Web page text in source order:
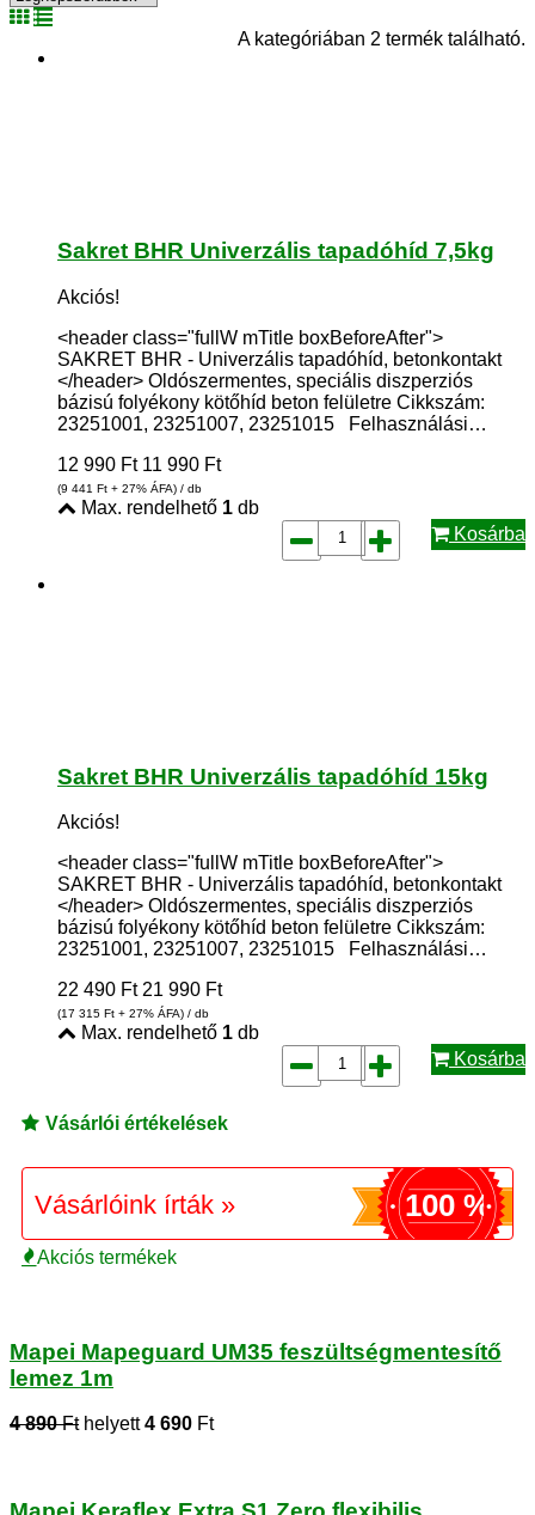
A kategóriában 2 termék található.
Sakret BHR Univerzális tapadóhíd 7,5kg
Akciós!
<header class="fullW mTitle boxBeforeAfter">
SAKRET BHR - Univerzális tapadóhíd, betonkontakt
</header> Oldószermentes, speciális diszperziós
bázisú folyékony kötőhíd beton felületre Cikkszám:
23251001, 23251007, 23251015 Felhasználási…
12 990 Ft 11 990 Ft
(9 441 Ft + 27% ÁFA) / db
Max. rendelhető 1 db
Kosárba
Sakret BHR Univerzális tapadóhíd 15kg
Akciós!
<header class="fullW mTitle boxBeforeAfter">
SAKRET BHR - Univerzális tapadóhíd, betonkontakt
</header> Oldószermentes, speciális diszperziós
bázisú folyékony kötőhíd beton felületre Cikkszám:
23251001, 23251007, 23251015 Felhasználási…
22 490 Ft 21 990 Ft
(17 315 Ft + 27% ÁFA) / db
Max. rendelhető 1 db
Kosárba
Vásárlói értékelések
Vásárlóink írták » 100 %
Akciós termékek
Mapei Mapeguard UM35 feszültségmentesítő
lemez 1m
4 890 Fthelyett4 690 Ft